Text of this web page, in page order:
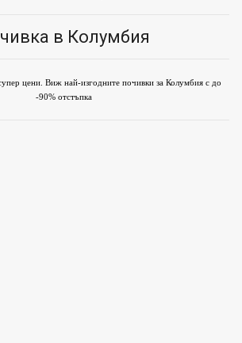
в Колумбия
цени. Виж най-изгодните почивки за Колумбия с до
-90% отстъпка